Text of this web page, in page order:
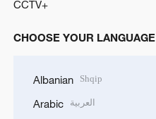
CCTV+
CHOOSE YOUR LANGUAGE
Albanian Shqip
Arabic العربية